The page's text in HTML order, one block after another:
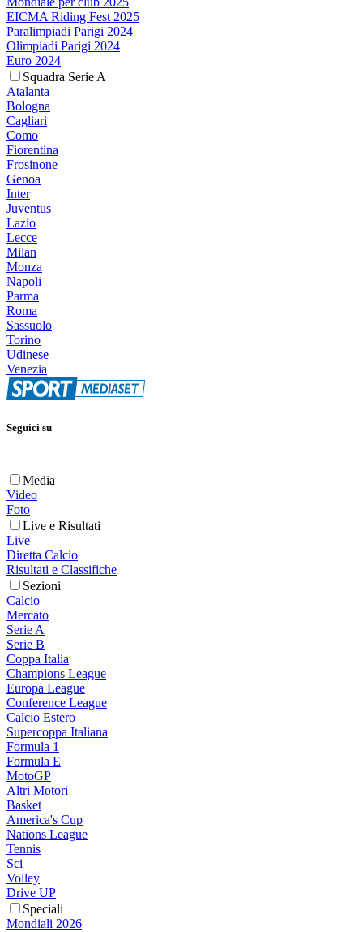
EICMA Riding Fest 2025
Paralimpiadi Parigi 2024
Olimpiadi Parigi 2024
Euro 2024
Squadra Serie A
Atalanta
Bologna
Cagliari
Como
Fiorentina
Frosinone
Genoa
Inter
Juventus
Lazio
Lecce
Milan
Monza
Napoli
Parma
Roma
Sassuolo
Torino
Udinese
Venezia
Seguici su
Media
Video
Foto
Live e Risultati
Live
Diretta Calcio
Risultati e Classifiche
Sezioni
Calcio
Mercato
Serie A
Serie B
Coppa Italia
Champions League
Europa League
Conference League
Calcio Estero
Supercoppa Italiana
Formula 1
Formula E
MotoGP
Altri Motori
Basket
America's Cup
Nations League
Tennis
Sci
Volley
Drive UP
Speciali
Mondiali 2026